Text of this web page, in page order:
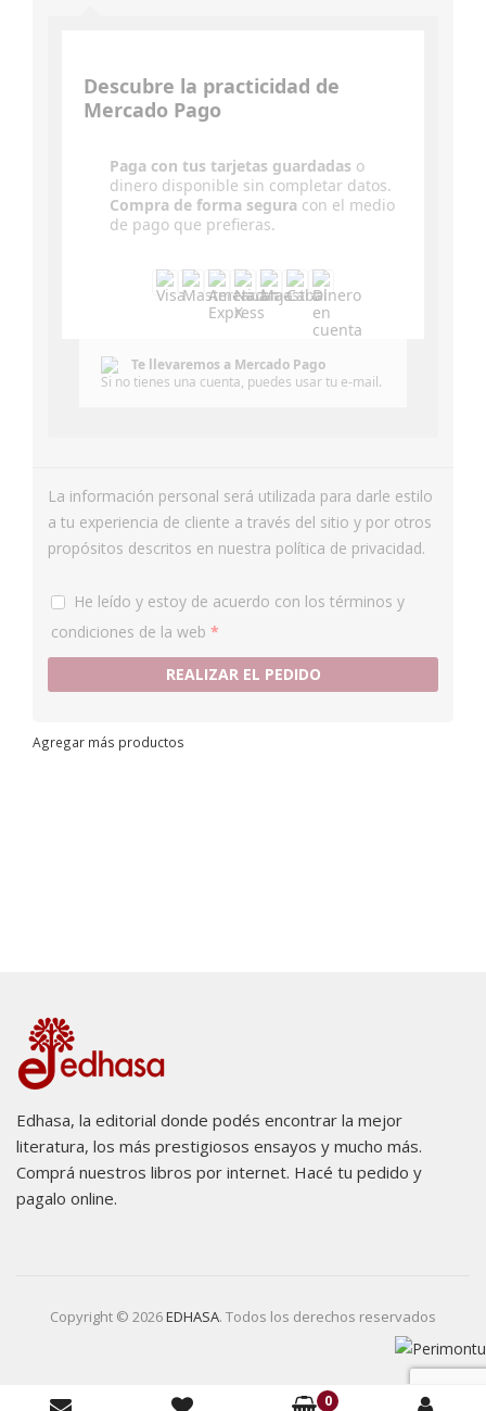
Descubre la practicidad de
Mercado Pago
Paga con tus tarjetas guardadas o
dinero disponible sin completar datos.
Compra de forma segura con el medio
de pago que prefieras.
Te llevaremos a Mercado Pago
Si no tienes una cuenta, puedes usar tu e-mail.
La información personal será utilizada para darle estilo
a tu experiencia de cliente a través del sitio y por otros
propósitos descritos en nuestra política de privacidad.
He leído y estoy de acuerdo con los términos y
condiciones de la web *
REALIZAR EL PEDIDO
Agregar más productos
Edhasa, la editorial donde podés encontrar la mejor
literatura, los más prestigiosos ensayos y mucho más.
Comprá nuestros libros por internet. Hacé tu pedido y
pagalo online.
Copyright © 2026EDHASA. Todos los derechos reservados
0